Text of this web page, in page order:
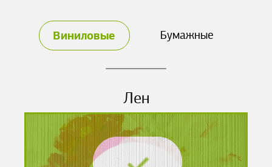
Виниловые Бумажные
Лен